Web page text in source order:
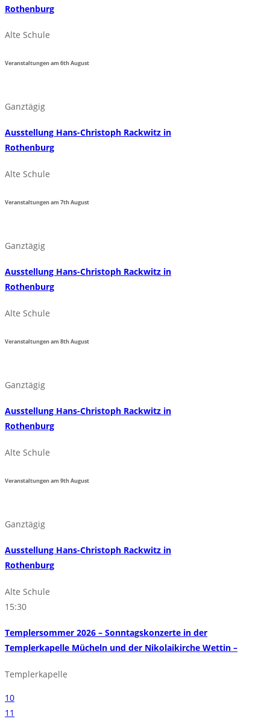
Rothenburg
Alte Schule
Veranstaltungen am6thAugust
Ganztägig
Ausstellung Hans-Christoph Rackwitz in
Rothenburg
Alte Schule
Veranstaltungen am7thAugust
Ganztägig
Ausstellung Hans-Christoph Rackwitz in
Rothenburg
Alte Schule
Veranstaltungen am8thAugust
Ganztägig
Ausstellung Hans-Christoph Rackwitz in
Rothenburg
Alte Schule
Veranstaltungen am9thAugust
Ganztägig
Ausstellung Hans-Christoph Rackwitz in
Rothenburg
Alte Schule
15:30
Templersommer 2026 – Sonntagskonzerte in der
Templerkapelle Mücheln und der Nikolaikirche Wettin –
Templerkapelle
10
11